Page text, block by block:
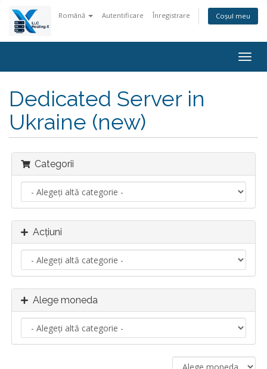
Română Autentificare Înregistrare Coșul meu
Dedicated Server in
Ukraine (new)
Categorii
Acțiuni
Alege moneda